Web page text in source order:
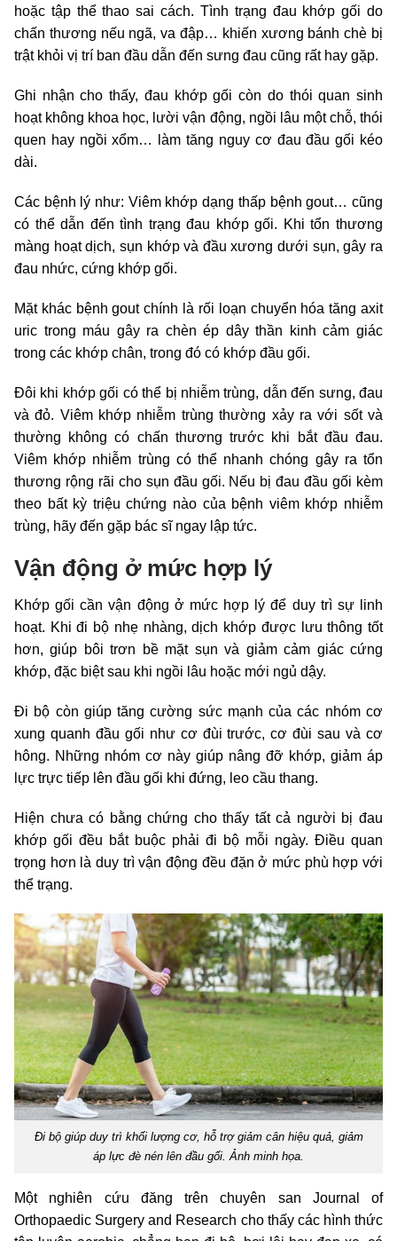
hoặc tập thể thao sai cách. Tình trạng đau khớp gối do
chấn thương nếu ngã, va đập… khiến xương bánh chè bị
trật khỏi vị trí ban đầu dẫn đến sưng đau cũng rất hay gặp.
Ghi nhận cho thấy, đau khớp gối còn do thói quan sinh
hoạt không khoa học, lười vận động, ngồi lâu một chỗ, thói
quen hay ngồi xổm… làm tăng nguy cơ đau đầu gối kéo
dài.
Các bệnh lý như: Viêm khớp dạng thấp bệnh gout… cũng
có thể dẫn đến tình trạng đau khớp gối. Khi tổn thương
màng hoạt dịch, sụn khớp và đầu xương dưới sụn, gây ra
đau nhức, cứng khớp gối.
Mặt khác bệnh gout chính là rối loạn chuyển hóa tăng axit
uric trong máu gây ra chèn ép dây thần kinh cảm giác
trong các khớp chân, trong đó có khớp đầu gối.
Đôi khi khớp gối có thể bị nhiễm trùng, dẫn đến sưng, đau
và đỏ. Viêm khớp nhiễm trùng thường xảy ra với sốt và
thường không có chấn thương trước khi bắt đầu đau.
Viêm khớp nhiễm trùng có thể nhanh chóng gây ra tổn
thương rộng rãi cho sụn đầu gối. Nếu bị đau đầu gối kèm
theo bất kỳ triệu chứng nào của bệnh viêm khớp nhiễm
trùng, hãy đến gặp bác sĩ ngay lập tức.
Vận động ở mức hợp lý
Khớp gối cần vận động ở mức hợp lý để duy trì sự linh
hoạt. Khi đi bộ nhẹ nhàng, dịch khớp được lưu thông tốt
hơn, giúp bôi trơn bề mặt sụn và giảm cảm giác cứng
khớp, đặc biệt sau khi ngồi lâu hoặc mới ngủ dậy.
Đi bộ còn giúp tăng cường sức mạnh của các nhóm cơ
xung quanh đầu gối như cơ đùi trước, cơ đùi sau và cơ
hông. Những nhóm cơ này giúp nâng đỡ khớp, giảm áp
lực trực tiếp lên đầu gối khi đứng, leo cầu thang.
Hiện chưa có bằng chứng cho thấy tất cả người bị đau
khớp gối đều bắt buộc phải đi bộ mỗi ngày. Điều quan
trọng hơn là duy trì vận động đều đặn ở mức phù hợp với
thể trạng.
Đi bộ giúp duy trì khối lượng cơ, hỗ trợ giảm cân hiệu quả, giảm
áp lực đè nén lên đầu gối. Ảnh minh họa.
Một nghiên cứu đăng trên chuyên san Journal of
Orthopaedic Surgery and Research cho thấy các hình thức